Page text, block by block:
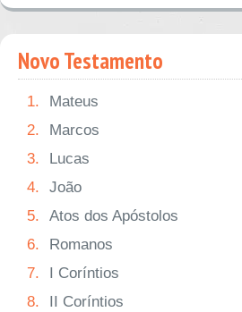
Novo Testamento
1.
Mateus
2.
Marcos
3.
Lucas
4.
João
5.
Atos dos Apóstolos
6.
Romanos
7.
I Coríntios
8.
II Coríntios